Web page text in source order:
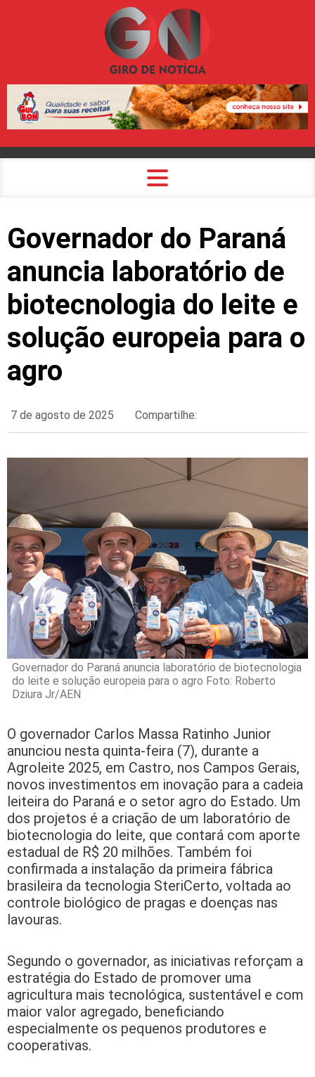
Governador do Paraná
anuncia laboratório de
biotecnologia do leite e
solução europeia para o
agro
7 de agosto de 2025 Compartilhe:
Governador do Paraná anuncia laboratório de biotecnologia
do leite e solução europeia para o agro Foto: Roberto
Dziura Jr/AEN
O governador Carlos Massa Ratinho Junior
anunciou nesta quinta-feira (7), durante a
Agroleite 2025, em Castro, nos Campos Gerais,
novos investimentos em inovação para a cadeia
leiteira do Paraná e o setor agro do Estado. Um
dos projetos é a criação de um laboratório de
biotecnologia do leite, que contará com aporte
estadual de R$ 20 milhões. Também foi
confirmada a instalação da primeira fábrica
brasileira da tecnologia SteriCerto, voltada ao
controle biológico de pragas e doenças nas
lavouras.
Segundo o governador, as iniciativas reforçam a
estratégia do Estado de promover uma
agricultura mais tecnológica, sustentável e com
maior valor agregado, beneficiando
especialmente os pequenos produtores e
cooperativas.